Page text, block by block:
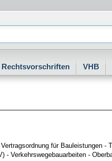
Rechtsvorschriften VHB
für Bauleistungen -
- Verkehrswegebauarbeiten -